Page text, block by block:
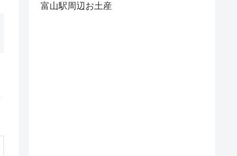
富山駅周辺お土産